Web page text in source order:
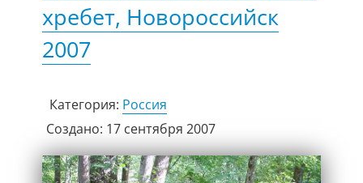
хребет, Новороссийск
2007
Категория: Россия
Создано: 17 сентября 2007